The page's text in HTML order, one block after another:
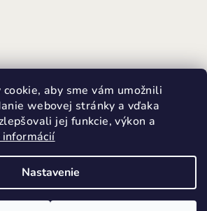
aby sme vám umožnili
webovej stránky a vďaka
jej funkcie, výkon a
informácií
Nastavenie
na Instagrame
nastavenie cookies